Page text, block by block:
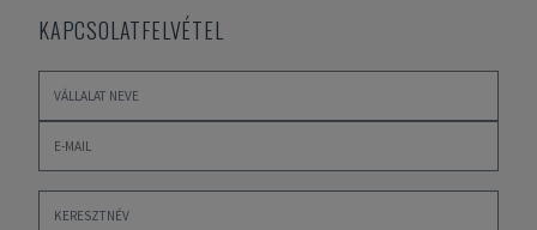
KAPCSOLATFELVÉTEL